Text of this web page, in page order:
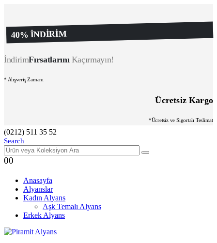
40% İNDİRİM
İndirimFırsatlarınıKaçırmayın!
* Alışveriş Zamanı
Ücretsiz Kargo
*Ücretsiz ve Sigortalı Teslimat
(0212) 511 35 52
Search
00
Anasayfa
Alyanslar
Kadın Alyans
Aşk Temalı Alyans
Erkek Alyans